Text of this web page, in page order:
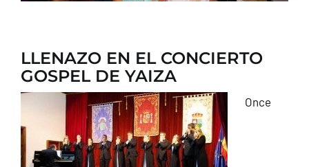
LLENAZO EN EL CONCIERTO
GOSPEL DE YAIZA
Once